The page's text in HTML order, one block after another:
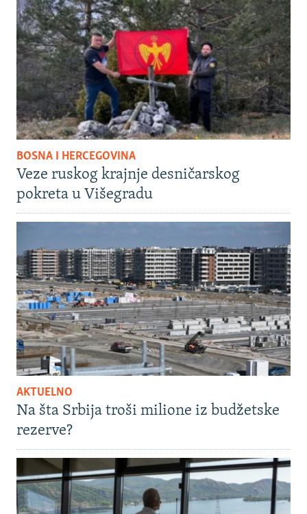
BOSNA I HERCEGOVINA
Veze ruskog krajnje desničarskog
pokreta u Višegradu
AKTUELNO
Na šta Srbija troši milione iz budžetske
rezerve?